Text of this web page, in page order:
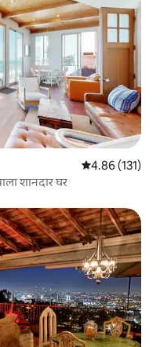
औसत रेटिंग 5 में से
4.86 (131)
शानदार घर